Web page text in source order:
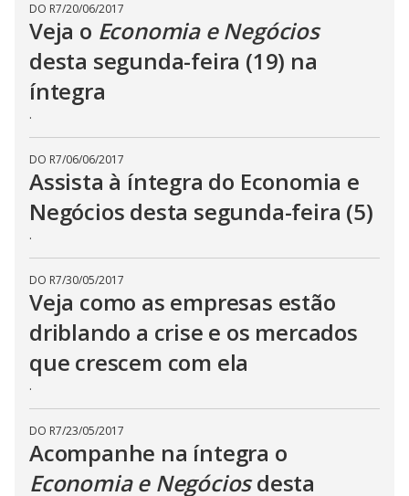
DO R7/20/06/2017
Veja o Economia e Negócios
desta segunda-feira (19) na
íntegra
.
DO R7/06/06/2017
Assista à íntegra do Economia e
Negócios desta segunda-feira (5)
.
DO R7/30/05/2017
Veja como as empresas estão
driblando a crise e os mercados
que crescem com ela
.
DO R7/23/05/2017
Acompanhe na íntegra o
Economia e Negóciosdesta